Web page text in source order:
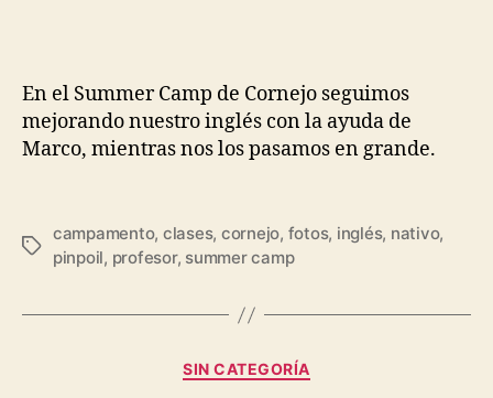
En el Summer Camp de Cornejo seguimos
mejorando nuestro inglés con la ayuda de
Marco, mientras nos los pasamos en grande.
campamento, clases, cornejo, fotos, inglés, nativo,
pinpoil, profesor, summer camp
SIN CATEGORÍA